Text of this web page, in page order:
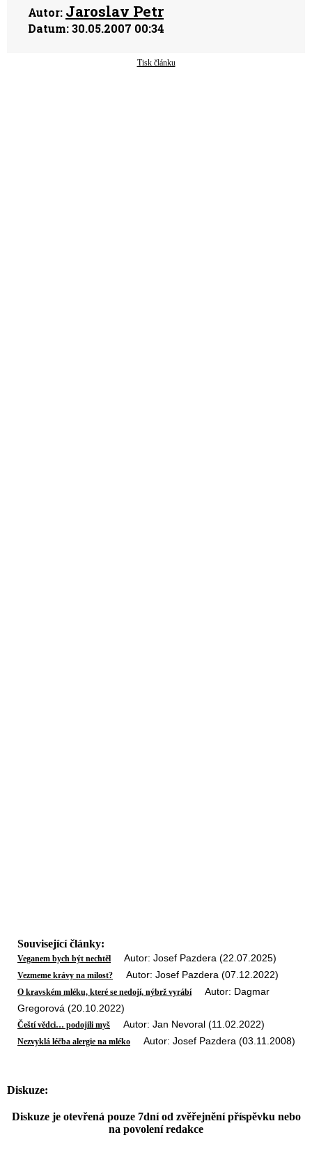
Autor: Jaroslav Petr
Datum:30.05.2007 00:34
Tisk článku
Související články:
Veganem bych být nechtěl Autor: Josef Pazdera (22.07.2025)
Vezmeme krávy na milost? Autor: Josef Pazdera (07.12.2022)
O kravském mléku, které se nedojí, nýbrž vyrábíAutor: Dagmar
Gregorová (20.10.2022)
Čeští vědci… podojili myš Autor: Jan Nevoral (11.02.2022)
Nezvyklá léčba alergie na mléko Autor: Josef Pazdera (03.11.2008)
Diskuze:
Diskuze je otevřená pouze 7dní od zvěřejnění příspěvku nebo
na povolení redakce